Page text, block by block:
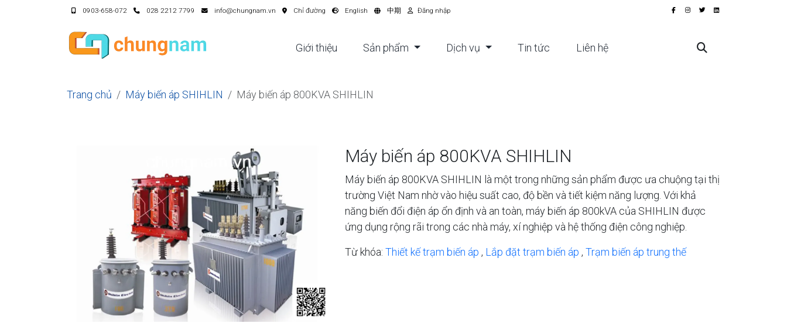
0903-658-072 028 2212 7799 info@chungnam.vn Chỉ đường English 中期 Đăng nhập
Giới thiệu Sản phẩm Dịch vụ Tin tức Liên hệ
Trang chủ Máy biến áp SHIHLIN Máy biến áp 800KVA SHIHLIN
Máy biến áp 800KVA SHIHLIN
Máy biến áp 800KVA SHIHLIN là một trong những sản phẩm được ưa chuộng tại thị
trường Việt Nam nhờ vào hiệu suất cao, độ bền và tiết kiệm năng lượng. Với khả
năng biến đổi điện áp ổn định và an toàn, máy biến áp 800kVA của SHIHLIN được
ứng dụng rộng rãi trong các nhà máy, xí nghiệp và hệ thống điện công nghiệp.
Từ khóa: Thiết kế trạm biến áp , Lắp đặt trạm biến áp , Trạm biến áp trung thế